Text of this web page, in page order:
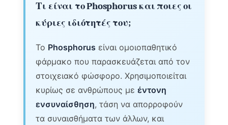
Τι είναι το Phosphorus και ποιες οι
κύριες ιδιότητές του;
Το Phosphorus είναι ομοιοπαθητικό
φάρμακο που παρασκευάζεται από τον
στοιχειακό φώσφορο. Χρησιμοποιείται
κυρίως σε ανθρώπους μεέντονη
ενσυναίσθηση, τάση να απορροφούν
τα συναισθήματα των άλλων, και